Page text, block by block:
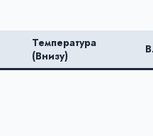
Температура
(Внизу)